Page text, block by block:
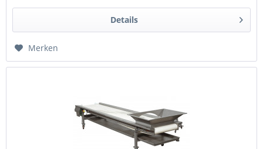
Details
Merken